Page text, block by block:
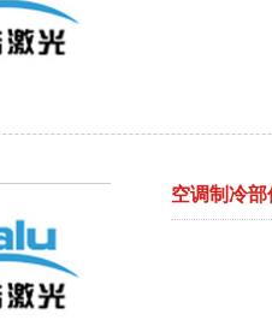
空调制冷